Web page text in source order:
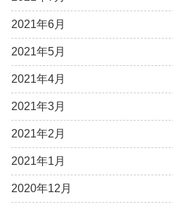
2021年6月
2021年5月
2021年4月
2021年3月
2021年2月
2021年1月
2020年12月